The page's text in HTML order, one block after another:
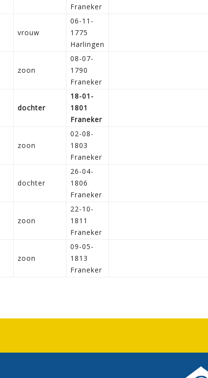
Franeker
vrouw
06-11-
1775
Harlingen
zoon
08-07-
1790
Franeker
dochter
18-01-
1801
Franeker
zoon
02-08-
1803
Franeker
dochter
26-04-
1806
Franeker
zoon
22-10-
1811
Franeker
zoon
09-05-
1813
Franeker